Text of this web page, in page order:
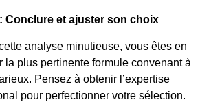
Conclure et ajuster son choix
analyse minutieuse, vous êtes en
la plus pertinente formule convenant à
Pensez à obtenir l’expertise
pour perfectionner votre sélection.